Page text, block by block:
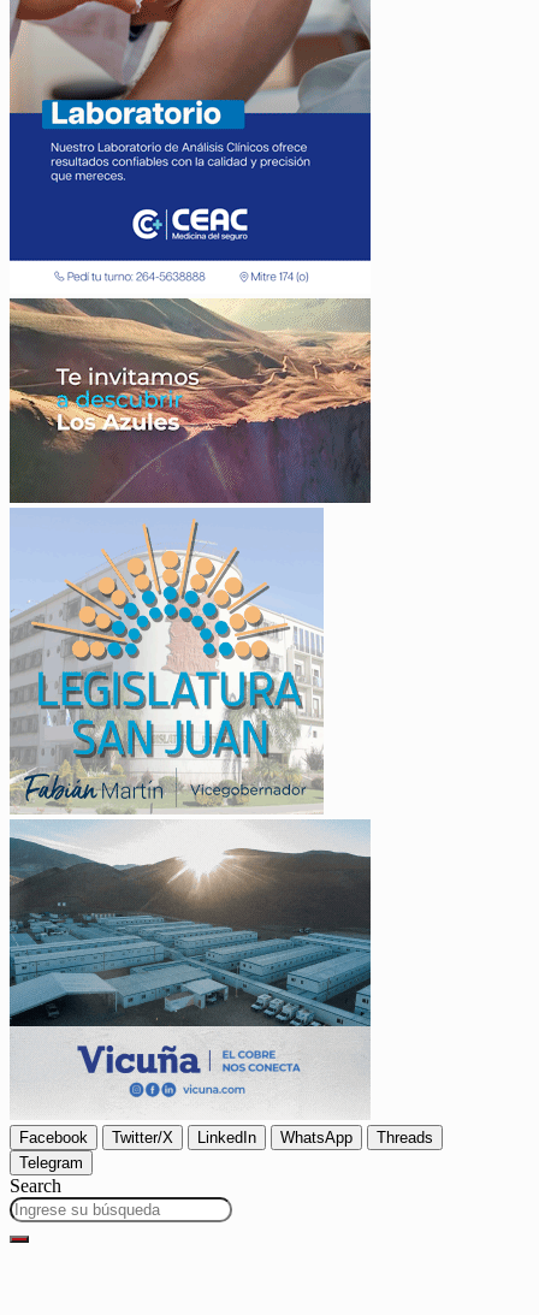
Facebook Twitter/X LinkedIn WhatsApp
Threads
Telegram
Search